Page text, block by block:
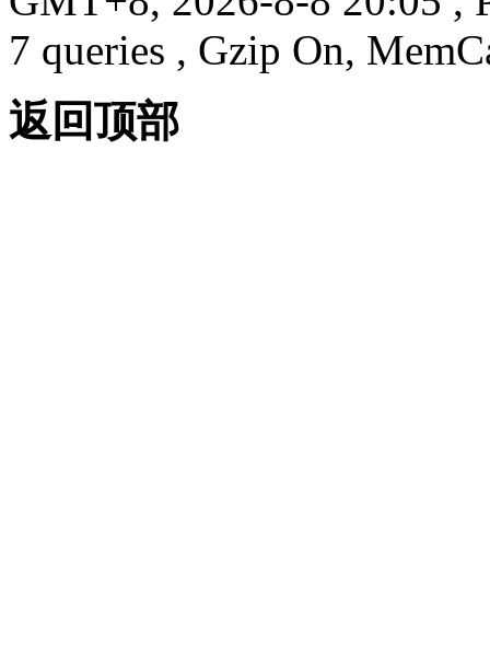
7 queries , Gzip On,
返回顶部